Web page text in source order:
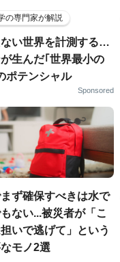
の専門家が解説
ない世界を計測する…
生んだ｢世界最小の
ポテンシャル
Sponsored
ず確保すべきは水で
ない...被災者が「こ
いで逃げて」という
モノ2選